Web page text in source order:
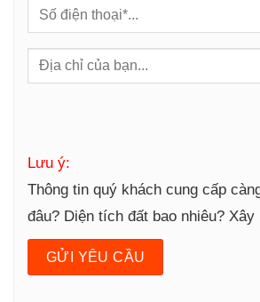
Lưu ý:
Thông tin quý khách cung cấp
đâu? Diện tích đất bao nhiêu?